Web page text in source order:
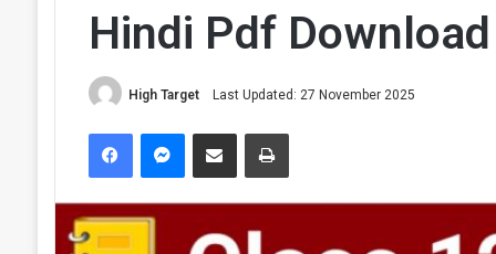
Hindi Pdf
High Target Last Updated: 27 November 2025
FacebookMessenger
Share via Email Print